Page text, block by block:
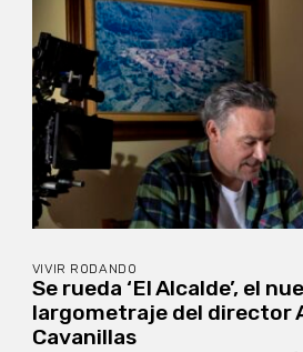
VIVIR RODANDO
Se rueda ‘El Alcalde’, el
largometraje del director
Cavanillas